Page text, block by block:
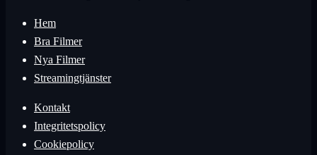
Hem
Bra Filmer
Nya Filmer
Streamingtjänster
Kontakt
Integritetspolicy
Cookiepolicy